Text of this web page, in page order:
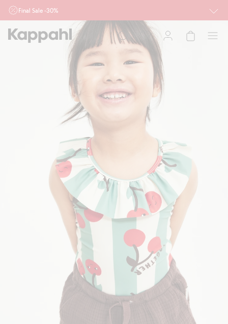
Final Sale -30%
Ważne przy zakupie min. 2 sztuk produktów włączonych w ofertę, również z
działu outlet do 10.8 w sklepach Kappahl i Newbie oraz na kappahl.com. Ofert
nie łączymy
Mężczyzna Dziecko
Niemowlę